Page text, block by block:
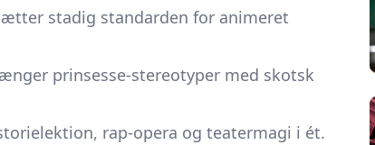
stadig standarden for animeret
prinsesse-stereotyper med skotsk
rap-opera og teatermagi i ét.